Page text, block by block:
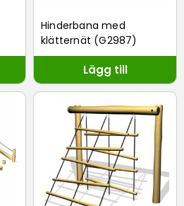
Hinderbana med
klätternät (G2987)
Lägg till